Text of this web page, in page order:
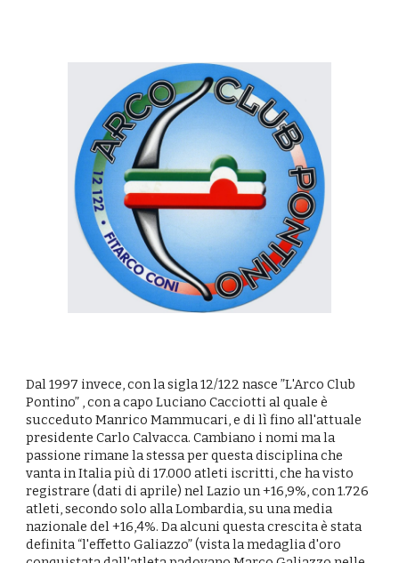
Dal 1997 invece, con la sigla 12/122 nasce ”L'Arco Club
Pontino” , con a capo Luciano Cacciotti al quale è
succeduto Manrico Mammucari, e di lì fino all'attuale
presidente Carlo Calvacca. Cambiano i nomi ma la
passione rimane la stessa per questa disciplina che
vanta in Italia più di 17.000 atleti iscritti, che ha visto
registrare (dati di aprile) nel Lazio un +16,9%, con 1.726
atleti, secondo solo alla Lombardia, su una media
nazionale del +16,4%. Da alcuni questa crescita è stata
definita “l'effetto Galiazzo” (vista la medaglia d'oro